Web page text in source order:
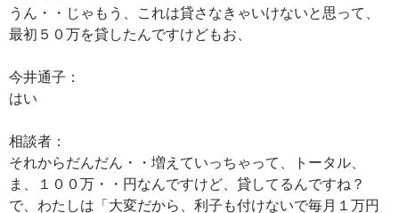
うん・・じゃもう、これは貸さなきゃいけないと思って、
最初５０万を貸したんですけどもお、
今井通子：
はい
相談者：
それからだんだん・・増えていっちゃって、トータル、
ま、１００万・・円なんですけど、貸してるんですね？
で、わたしは「大変だから、利子も付けないで毎月１万円